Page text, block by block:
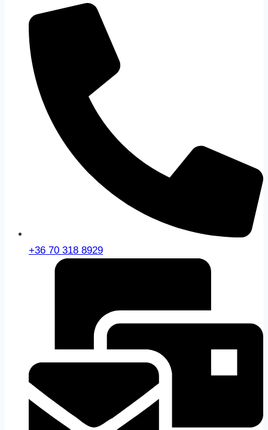
+36 70 318 8929